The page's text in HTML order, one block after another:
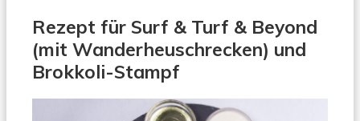
Rezept für Surf & Turf & Beyond
(mit Wanderheuschrecken) und
Brokkoli-Stampf